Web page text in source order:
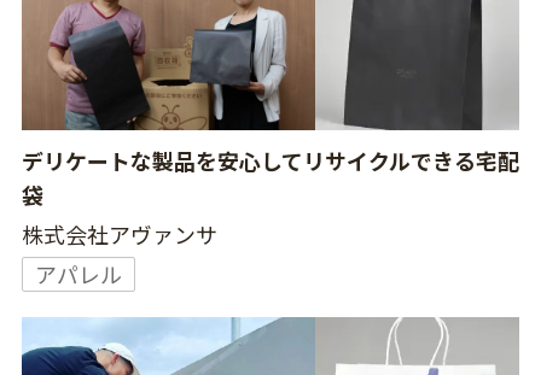
デリケートな製品を安心してリサイクルできる宅配
袋
株式会社アヴァンサ
アパレル